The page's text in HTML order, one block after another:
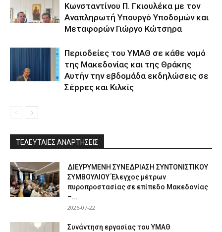
Κωνσταντίνου Π. Γκιουλέκα με τον
Αναπληρωτή Υπουργό Υποδομών και
Μεταφορών Γιώργο Κώτσηρα
Περιοδείες του ΥΜΑΘ σε κάθε νομό
της Μακεδονίας και της Θράκης
Αυτήν την εβδομάδα εκδηλώσεις σε
Σέρρες και Κιλκίς
ΤΕΛΕΥΤΑΙΕΣ ΑΝΑΡΤΗΣΕΙΣ
ΔΙΕΥΡΥΜΕΝΗ ΣΥΝΕΔΡΙΑΣΗ ΣΥΝΤΟΝΙΣΤΙΚΟΥ
ΣΥΜΒΟΥΛΙΟΥ Έλεγχος μέτρων
πυροπροστασίας σε επίπεδο Μακεδονίας
–...
2026-07-22
Συνάντηση εργασίας του ΥΜΑΘ